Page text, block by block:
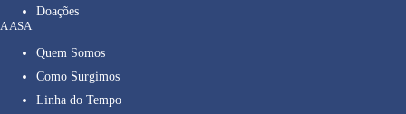
Doações
A ASA
Quem Somos
Como Surgimos
Linha do Tempo